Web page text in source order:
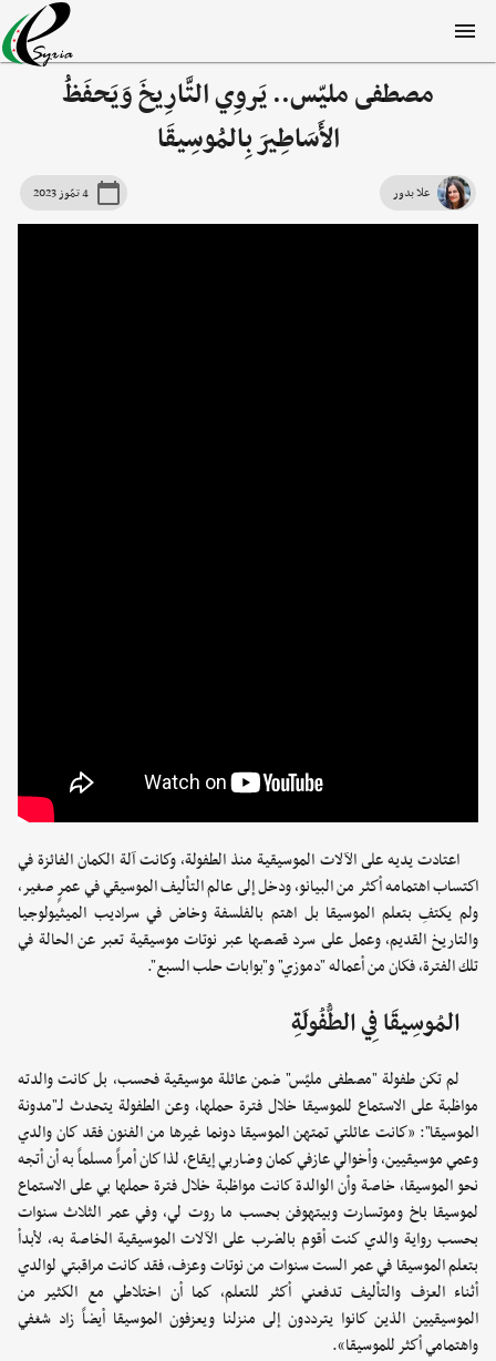
مصطفى مليّس.. يَروِي التَّارِيخَ وَيَحفَظُ
الأَسَاطِيرَ بِالمُوسِيقَا
علا بدور 4 تمّوز 2023
اعتادت يديه على الآلات الموسيقية منذ الطفولة، وكانت آلة الكمان الفائزة في
اكتساب اهتمامه أكثر من البيانو، ودخل إلى عالم التأليف الموسيقي في عمرٍ صغير،
ولم يكتفِ بتعلم الموسيقا بل اهتم بالفلسفة وخاض في سراديب الميثيولوجيا
والتاريخ القديم، وعمل على سرد قصصها عبر نوتات موسيقية تعبر عن الحالة في
تلك الفترة، فكان من أعماله "دموزي" و"بوابات حلب السبع".
المُوسِيقَا فِي الطُّفُولَةِ
لم تكن طفولة "مصطفى مليّس" ضمن عائلة موسيقية فحسب، بل كانت والدته
مواظبة على الاستماع للموسيقا خلال فترة حملها، وعن الطفولة يتحدث لـ"مدونة
الموسيقا": «كانت عائلتي تمتهن الموسيقا دونما غيرها من الفنون فقد كان والدي
وعمي موسيقيين، وأخوالي عازفي كمان وضاربي إيقاع، لذا كان أمراً مسلماً به أن أتجه
نحو الموسيقا، خاصة وأن الوالدة كانت مواظبة خلال فترة حملها بي على الاستماع
لموسيقا باخ وموتسارت وبيتهوفن بحسب ما روت لي، وفي عمر الثلاث سنوات
بحسب رواية والدي كنت أقوم بالضرب على الآلات الموسيقية الخاصة به، لأبدأ
بتعلم الموسيقا في عمر الست سنوات من نوتات وعزف، فقد كانت مراقبتي لوالدي
أثناء العزف والتأليف تدفعني أكثر للتعلم، كما أن اختلاطي مع الكثير من
الموسيقيين الذين كانوا يترددون إلى منزلنا ويعزفون الموسيقا أيضاً زاد شغفي
واهتمامي أكثر للموسيقا».